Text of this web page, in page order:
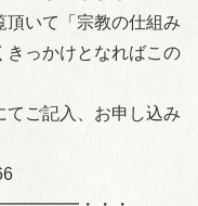
いて「宗教の仕組み
きっかけとなればこの
てご記入、お申し込み